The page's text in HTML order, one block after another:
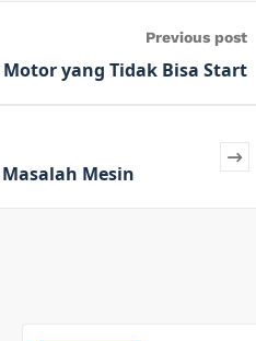
Previous post
yang Tidak Bisa Start
Mesin